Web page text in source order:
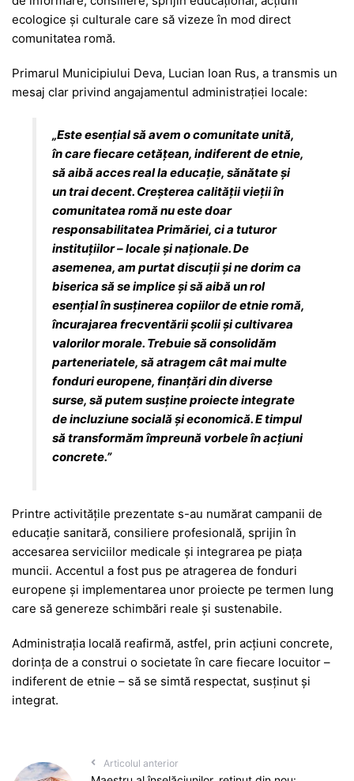
ecologice și culturale care să vizeze în mod direct
comunitatea romă.
Primarul Municipiului Deva, Lucian Ioan Rus, a transmis un
mesaj clar privind angajamentul administrației locale:
„Este esențial să avem o comunitate unită,
în care fiecare cetățean, indiferent de etnie,
să aibă acces real la educație, sănătate și
un trai decent. Creșterea calității vieții în
comunitatea romă nu este doar
responsabilitatea Primăriei, ci a tuturor
instituțiilor – locale și naționale. De
asemenea, am purtat discuții și ne dorim ca
biserica să se implice și să aibă un rol
esențial în susținerea copiilor de etnie romă,
încurajarea frecventării școlii și cultivarea
valorilor morale. Trebuie să consolidăm
parteneriatele, să atragem cât mai multe
fonduri europene, finanțări din diverse
surse, să putem susține proiecte integrate
de incluziune socială și economică. E timpul
să transformăm împreună vorbele în acțiuni
concrete.”
Printre activitățile prezentate s-au numărat campanii de
educație sanitară, consiliere profesională, sprijin în
accesarea serviciilor medicale și integrarea pe piața
muncii. Accentul a fost pus pe atragerea de fonduri
europene și implementarea unor proiecte pe termen lung
care să genereze schimbări reale și sustenabile.
Administrația locală reafirmă, astfel, prin acțiuni concrete,
dorința de a construi o societate în care fiecare locuitor –
indiferent de etnie – să se simtă respectat, susținut și
integrat.
Articolul anterior